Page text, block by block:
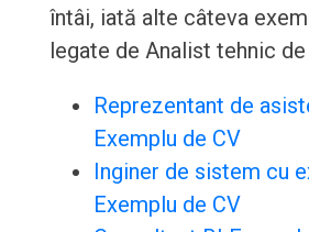
întâi, iată alte câteva
legate de Analist tehnic
Reprezentant de
Exemplu de CV
Inginer de sistem cu
Exemplu de CV